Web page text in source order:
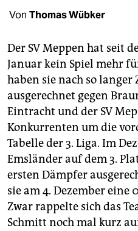
unterstützen
abo
genossenschaft
epaper login
Von Thomas Wübker
Der SV Meppen hat seit
Januar kein Spiel mehr
haben sie nach so langer
ausgerechnet gegen
Eintracht und der SV
Konkurrenten um die
Tabelle der 3. Liga. Im
Emsländer auf dem 3.
ersten Dämpfer
sie am 4. Dezember eine
Zwar rappelte sich das
Schmitt noch mal kurz